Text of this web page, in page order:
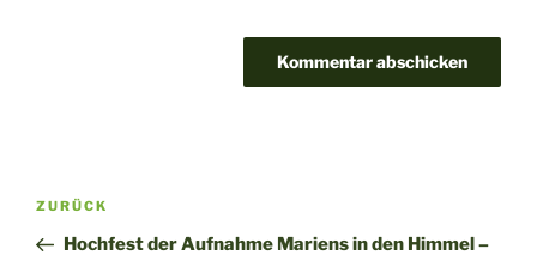
Beitragsnavigation
Vorheriger
Beitrag
ZURÜCK
Hochfest der Aufnahme Mariens in den Himmel –